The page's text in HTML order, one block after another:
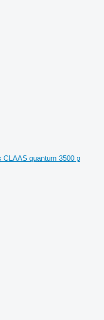
CLAAS quantum 3500 p